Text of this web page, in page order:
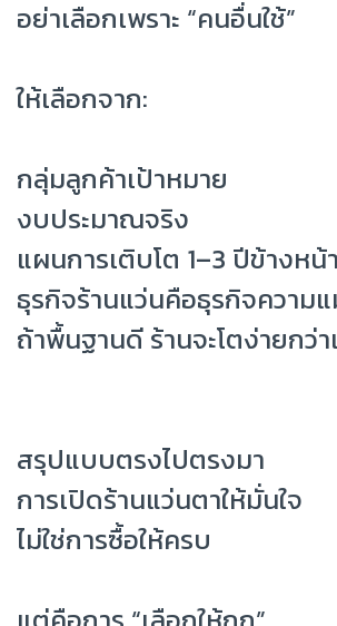
อย่าเลือกเพราะ “คนอื่นใช้”
ให้เลือกจาก:
กลุ่มลูกค้าเป้าหมาย
งบประมาณจริง
แผนการเติบโต 1–3 ปีข้างหน้า
ธุรกิจร้านแว่นคือธุรกิจความ
ถ้าพื้นฐานดี ร้านจะโตง่ายกว่
สรุปแบบตรงไปตรงมา
การเปิดร้านแว่นตาให้มั่นใจ
ไม่ใช่การซื้อให้ครบ